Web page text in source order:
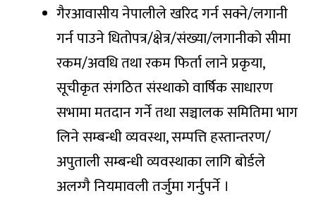
गैरआवासीय नेपालीले खरिद गर्न सक्ने/लगानी
गर्न पाउने धितोपत्र/क्षेत्र/संख्या/लगानीको सीमा
रकम/अवधि तथा रकम फिर्ता लाने प्रकृया,
सूचीकृत संगठित संस्थाको वार्षिक साधारण
सभामा मतदान गर्ने तथा सञ्चालक समितिमा भाग
लिने सम्बन्धी व्यवस्था, सम्पत्ति हस्तान्तरण/
अपुताली सम्बन्धी व्यवस्थाका लागि बोर्डले
अलग्गै नियमावली तर्जुमा गर्नुपर्ने ।